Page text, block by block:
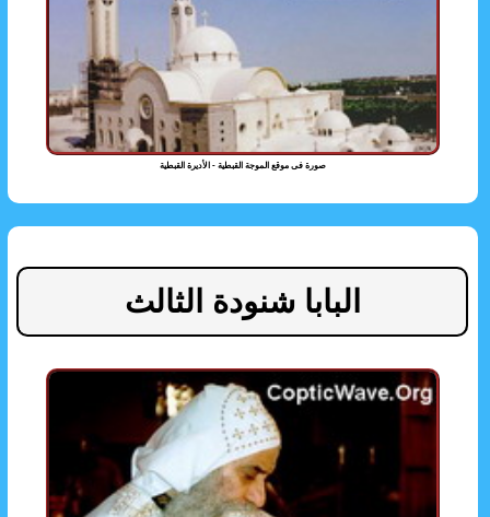
صورة فى موقع الموجة القبطية - الأديرة القبطية
البابا شنودة الثالث